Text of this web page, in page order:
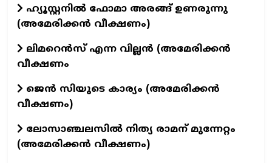
ഹ്യൂസ്റ്റനിൽ ഫോമാ അരങ്ങ് ഉണരുന്നു
(അമേരിക്കൻ വീക്ഷണം)
ലിമറെൻസ് എന്ന വില്ലൻ (അമേരിക്കൻ
വീക്ഷണം
ജെൻ സിയുടെ കാര്യം (അമേരിക്കൻ
വീക്ഷണം)
ലോസാഞ്ചലസിൽ നിത്യ രാമന് മുന്നേറ്റം
(അമേരിക്കൻ വീക്ഷണം)